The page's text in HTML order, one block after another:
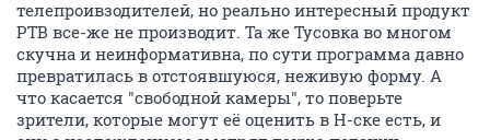
телепроивзодителей, но реально интересный продукт
РТВ все-же не производит. Та же Тусовка во многом
скучна и неинформативна, по сути программа давно
превратилась в отстоявшуюся, неживую форму. А
что касается "свободной камеры", то поверьте
зрители, которые могут её оценить в Н-ске есть, и